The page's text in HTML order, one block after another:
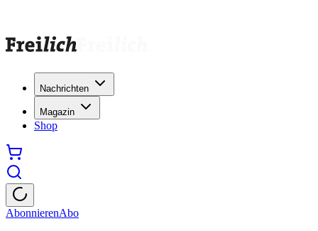
Nachrichten
Magazin
Shop
AbonnierenAbo